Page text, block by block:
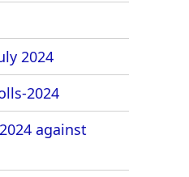
2024
2024
against